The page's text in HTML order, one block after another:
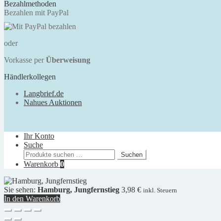
Bezahlmethoden
Bezahlen mit PayPal
oder
Vorkasse per Überweisung
Händlerkollegen
Langbrief.de
Nahues Auktionen
Ihr Konto
Suche
Suchen
nach:
Suchen
Warenkorb 0
Sie sehen: Hamburg, Jungfernstieg 3,98 € inkl. Steuern
In den Warenkorb